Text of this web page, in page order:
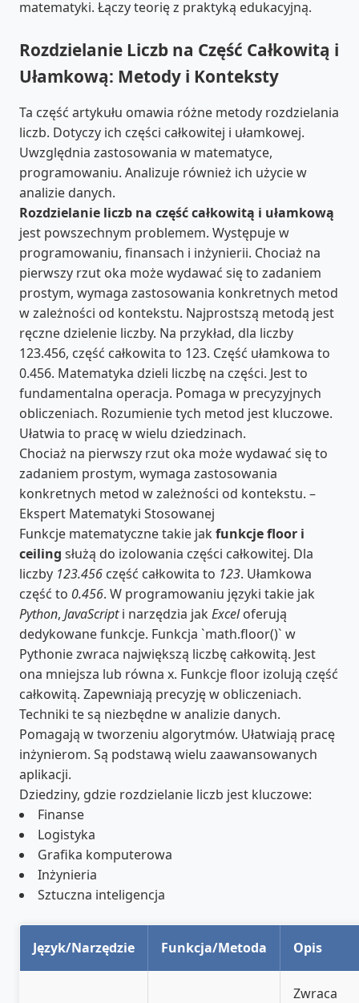
matematyki. Łączy teorię z praktyką edukacyjną.
Rozdzielanie Liczb na Część Całkowitą i
Ułamkową: Metody i Konteksty
Ta część artykułu omawia różne metody rozdzielania
liczb. Dotyczy ich części całkowitej i ułamkowej.
Uwzględnia zastosowania w matematyce,
programowaniu. Analizuje również ich użycie w
analizie danych.
Rozdzielanie liczb na część całkowitą i ułamkową
jest powszechnym problemem. Występuje w
programowaniu, finansach i inżynierii. Chociaż na
pierwszy rzut oka może wydawać się to zadaniem
prostym, wymaga zastosowania konkretnych metod
w zależności od kontekstu. Najprostszą metodą jest
ręczne dzielenie liczby. Na przykład, dla liczby
123.456, część całkowita to 123. Część ułamkowa to
0.456. Matematyka dzieli liczbę na części. Jest to
fundamentalna operacja. Pomaga w precyzyjnych
obliczeniach. Rozumienie tych metod jest kluczowe.
Ułatwia to pracę w wielu dziedzinach.
Chociaż na pierwszy rzut oka może wydawać się to
zadaniem prostym, wymaga zastosowania
konkretnych metod w zależności od kontekstu. –
Ekspert Matematyki Stosowanej
Funkcje matematyczne takie jakfunkcje floor i
ceiling służą do izolowania części całkowitej. Dla
liczby 123.456 część całkowita to 123. Ułamkowa
część to 0.456. W programowaniu języki takie jak
Python, JavaScripti narzędzia jakExceloferują
dedykowane funkcje. Funkcja `math.floor()` w
Pythonie zwraca największą liczbę całkowitą. Jest
ona mniejsza lub równa x. Funkcje floor izolują część
całkowitą. Zapewniają precyzję w obliczeniach.
Techniki te są niezbędne w analizie danych.
Pomagają w tworzeniu algorytmów. Ułatwiają pracę
inżynierom. Są podstawą wielu zaawansowanych
aplikacji.
Dziedziny, gdzie rozdzielanie liczb jest kluczowe:
Finanse
Logistyka
Grafika komputerowa
Inżynieria
Sztuczna inteligencja
Język/Narzędzie Funkcja/Metoda Opis
Zwraca